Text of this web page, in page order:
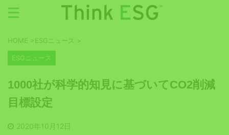
HOME >ESGニュース >
ESGニュース
1000社が科学的知見に基づいてCO2削減
目標設定
2020年10月12日